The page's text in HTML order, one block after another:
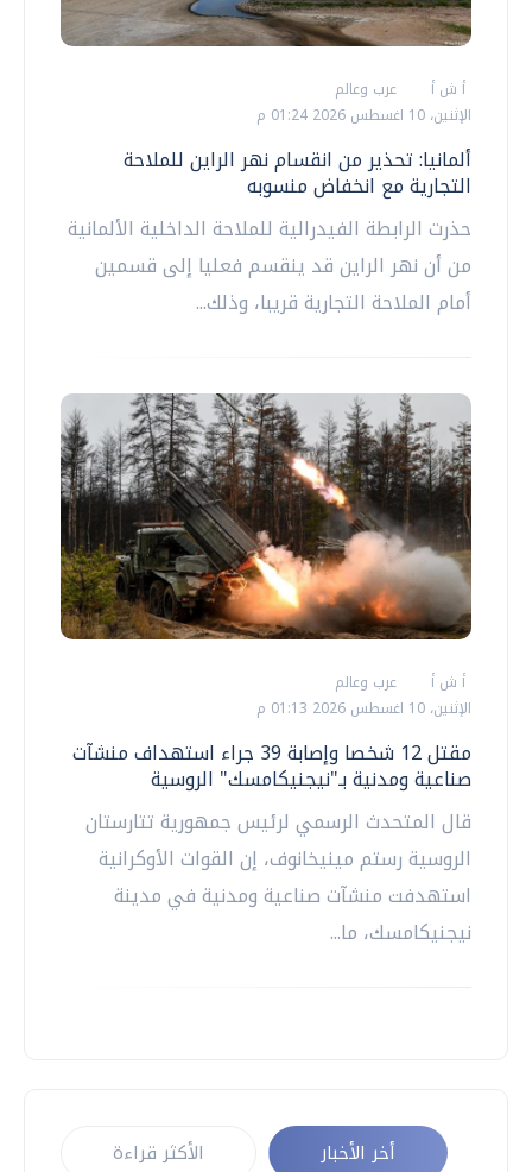
أ ش أ
عرب وعالم
الإثنين، 10 اغسطس 2026 01:24 م
ألمانيا: تحذير من انقسام نهر الراين للملاحة
التجارية مع انخفاض منسوبه
حذرت الرابطة الفيدرالية للملاحة الداخلية الألمانية
من أن نهر الراين قد ينقسم فعليا إلى قسمين
أمام الملاحة التجارية قريبا، وذلك...
أ ش أ
عرب وعالم
الإثنين، 10 اغسطس 2026 01:13 م
مقتل 12 شخصا وإصابة 39 جراء استهداف منشآت
صناعية ومدنية بـ"نيجنيكامسك" الروسية
قال المتحدث الرسمي لرئيس جمهورية تتارستان
الروسية رستم مينيخانوف، إن القوات الأوكرانية
استهدفت منشآت صناعية ومدنية في مدينة
نيجنيكامسك، ما...
أخر الأخبار الأكثر قراءة